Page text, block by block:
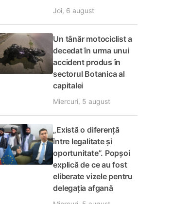
Joi, 6 august
Un tânăr motociclist a
decedat în urma unui
accident produs în
sectorul Botanica al
capitalei
Miercuri, 5 august
„Există o diferență
între legalitate și
oportunitate”. Popșoi
explică de ce au fost
eliberate vizele pentru
delegația afgană